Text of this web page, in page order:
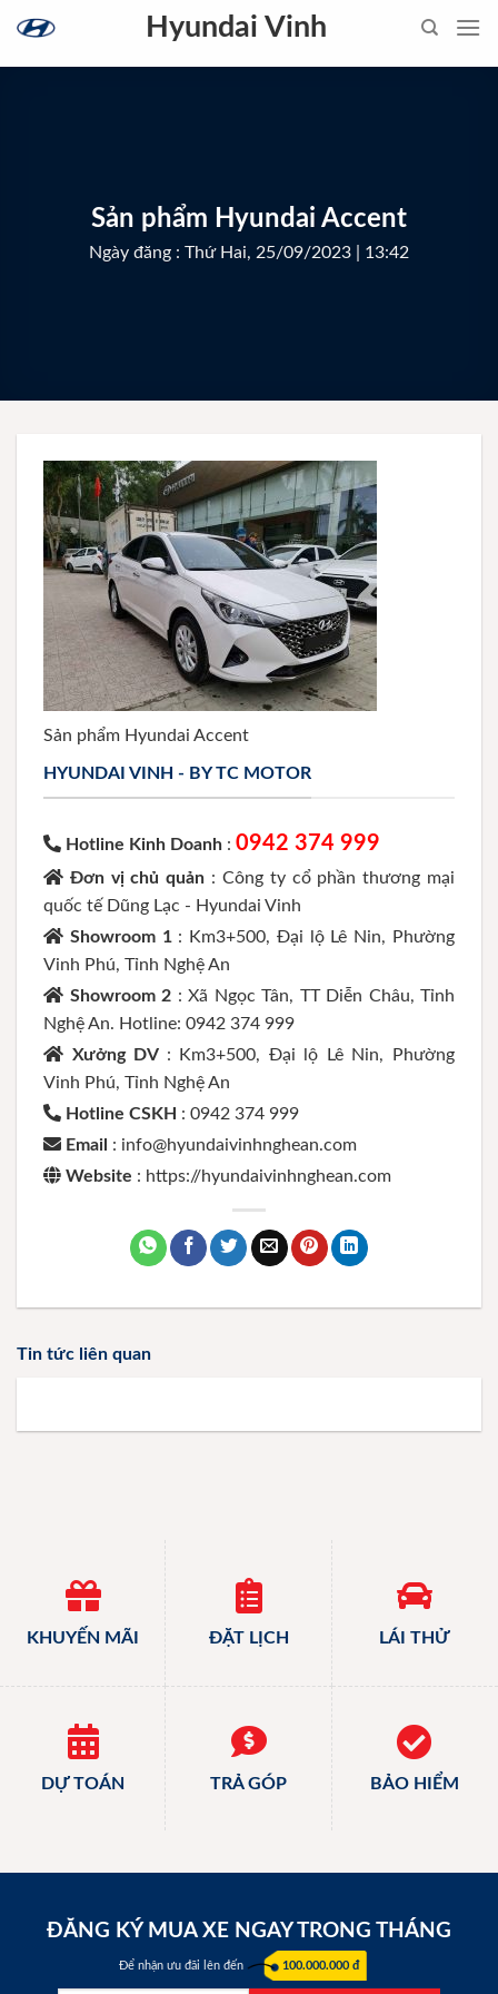
content
Hyundai Vinh
Sản phẩm Hyundai Accent
Ngày đăng : Thứ Hai, 25/09/2023 | 13:42
Sản phẩm Hyundai Accent
HYUNDAI VINH - BY TC MOTOR
Hotline Kinh Doanh : 0942 374 999
Đơn vị chủ quản : Công ty cổ phần thương mại
quốc tế Dũng Lạc - Hyundai Vinh
Showroom 1 : Km3+500, Đại lộ Lê Nin, Phường
Vinh Phú, Tỉnh Nghệ An
Showroom 2 : Xã Ngọc Tân, TT Diễn Châu, Tỉnh
Nghệ An. Hotline: 0942 374 999
Xưởng DV : Km3+500, Đại lộ Lê Nin, Phường
Vinh Phú, Tỉnh Nghệ An
Hotline CSKH : 0942 374 999
Email : info@hyundaivinhnghean.com
Website : https://hyundaivinhnghean.com
Tin tức liên quan
KHUYẾN MÃI ĐẶT LỊCH LÁI THỬ
DỰ TOÁN TRẢ GÓP BẢO HIỂM
ĐĂNG KÝ MUA XE NGAY TRONG THÁNG
Để nhận ưu đãi lên đến 100.000.000 đ